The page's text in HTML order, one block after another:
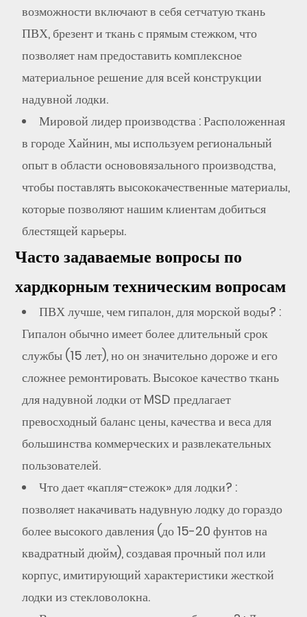
возможности включают в себя сетчатую ткань
ПВХ, брезент и ткань с прямым стежком, что
позволяет нам предоставить комплексное
материальное решение для всей конструкции
надувной лодки.
Мировой лидер производства : Расположенная
в городе Хайнин, мы используем региональный
опыт в области основовязального производства,
чтобы поставлять высококачественные материалы,
которые позволяют нашим клиентам добиться
блестящей карьеры.
Часто задаваемые вопросы по
хардкорным техническим вопросам
ПВХ лучше, чем гипалон, для морской воды? :
Гипалон обычно имеет более длительный срок
службы (15 лет), но он значительно дороже и его
сложнее ремонтировать. Высокое качествоткань
для надувной лодкиот MSD предлагает
превосходный баланс цены, качества и веса для
большинства коммерческих и развлекательных
пользователей.
Что дает «капля-стежок» для лодки? :
позволяет накачивать надувную лодку до гораздо
более высокого давления (до 15-20 фунтов на
квадратный дюйм), создавая прочный пол или
корпус, имитирующий характеристики жесткой
лодки из стекловолокна.